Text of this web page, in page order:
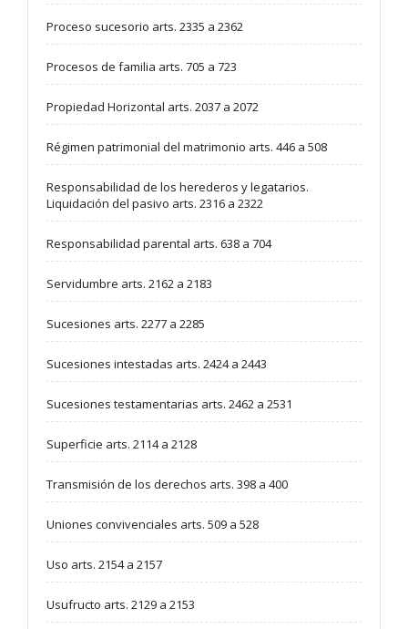
Proceso sucesorio arts. 2335 a 2362
Procesos de familia arts. 705 a 723
Propiedad Horizontal arts. 2037 a 2072
Régimen patrimonial del matrimonio arts. 446 a 508
Responsabilidad de los herederos y legatarios.
Liquidación del pasivo arts. 2316 a 2322
Responsabilidad parental arts. 638 a 704
Servidumbre arts. 2162 a 2183
Sucesiones arts. 2277 a 2285
Sucesiones intestadas arts. 2424 a 2443
Sucesiones testamentarias arts. 2462 a 2531
Superficie arts. 2114 a 2128
Transmisión de los derechos arts. 398 a 400
Uniones convivenciales arts. 509 a 528
Uso arts. 2154 a 2157
Usufructo arts. 2129 a 2153